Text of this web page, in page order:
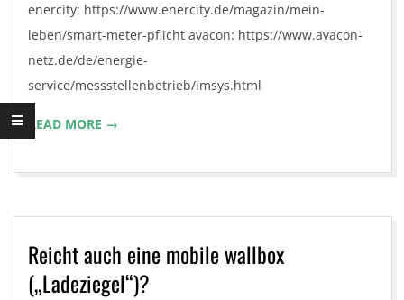
enercity: https://www.enercity.de/magazin/mein-
leben/smart-meter-pflicht avacon: https://www.avacon-
netz.de/de/energie-
service/messstellenbetrieb/imsys.html
READ MORE →
Reicht auch eine mobile wallbox
(„Ladeziegel“)?